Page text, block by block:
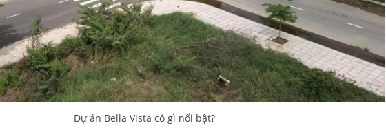
Dự án Bella Vista có gì nổi bật?